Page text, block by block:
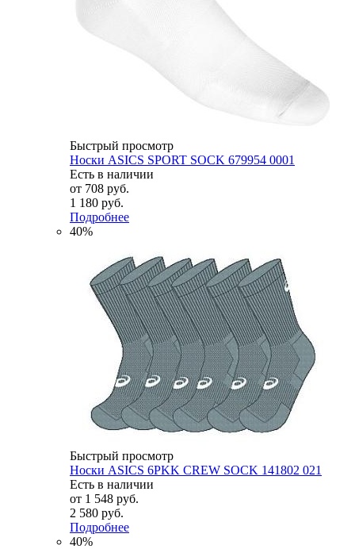
Быстрый просмотр
Носки ASICS SPORT SOCK 679954 0001
Есть в наличии
от 708 руб.
1 180 руб.
Подробнее
40%
Быстрый просмотр
Носки ASICS 6PKK CREW SOCK 141802 021
Есть в наличии
от 1 548 руб.
2 580 руб.
Подробнее
40%